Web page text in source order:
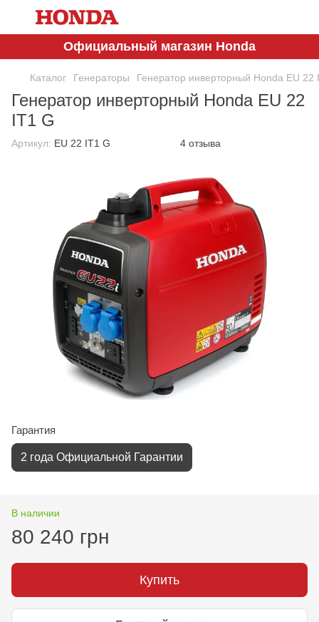
Официальный магазин Honda
Каталог Генераторы Генератор инверторный Honda EU 22
Генератор инверторный Honda EU 22
IT1 G
Артикул: EU 22 IT1 G 4 отзыва
Гарантия
2 года Официальной Гарантии
В наличии
80 240 грн
Купить